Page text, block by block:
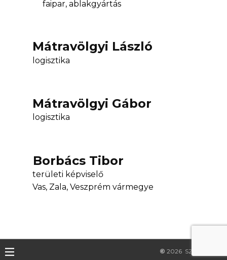
faipar, ablakgyártás
Mátravölgyi László
logisztika
Mátravölgyi Gábor
logisztika
Borbács Tibor
területi képviselő
Vas, Zala, Veszprém vármegye
© 2026 SZILKER Kft.